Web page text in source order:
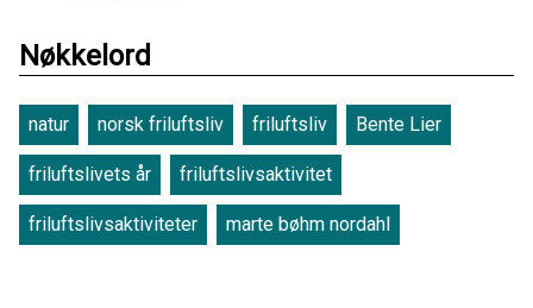
Nøkkelord
natur norsk friluftsliv friluftsliv Bente Lier
friluftslivets år friluftslivsaktivitet
friluftslivsaktiviteter marte bøhm nordahl